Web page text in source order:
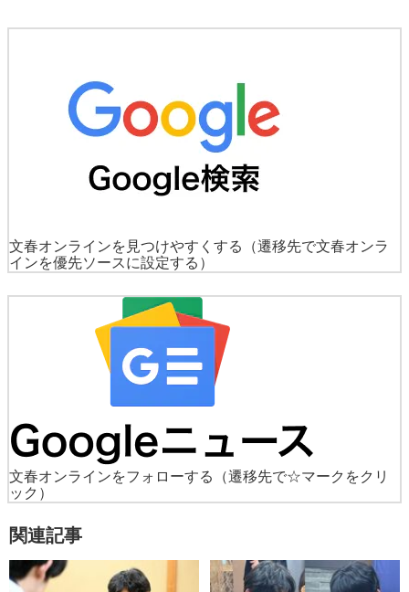
文春オンラインを見つけやすくする
（遷移先で文春オンラ
インを優先ソースに設定する）
文春オンラインをフォローする
（遷移先で☆マークをクリ
ック）
関連記事